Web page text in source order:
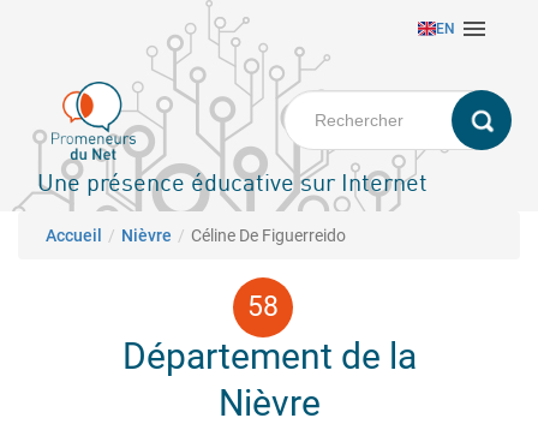
principal
EN 
Une présence éducative sur Internet
Fil d'Ariane
Accueil Nièvre Céline De Figuerreido
Département de la
Nièvre